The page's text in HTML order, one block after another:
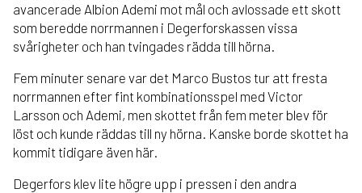
avancerade Albion Ademi mot mål och avlossade ett skott
som beredde norrmannen i Degerforskassen vissa
svårigheter och han tvingades rädda till hörna.
Fem minuter senare var det Marco Bustos tur att fresta
norrmannen efter fint kombinationsspel med Victor
Larsson och Ademi, men skottet från fem meter blev för
löst och kunde räddas till ny hörna. Kanske borde skottet ha
kommit tidigare även här.
Degerfors klev lite högre upp i pressen i den andra